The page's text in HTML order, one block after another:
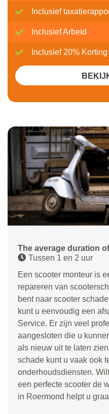
The average duration
Tussen 1 en 2 uur
Een scooter monteur is
repareren van
bent naar scooter
kunt u eenvoudig een
Service. Er zijn veel
aangesloten die u
als nieuw uit te laten
schade kunt u vaak ook
onderhoudsdiensten.
een perfecte scooter de
in Roermond helpt u
Inclusief
Inclusief Arbeid
Inclusief 20% Korting